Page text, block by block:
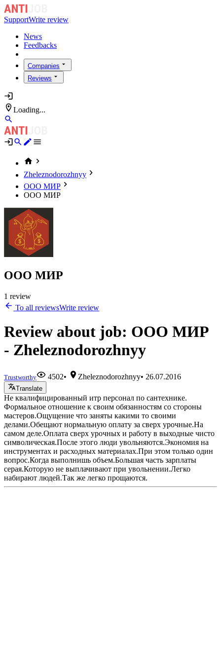
SupportWrite review
News
Feedbacks
Companies
Reviews
Loading...
Zheleznodorozhnyy
ООО МИР
ООО МИР
ООО МИР
1 review
To all reviewsWrite review
Review about job: ООО МИР
- Zheleznodorozhnyy
Trustworthy 4502• Zheleznodorozhnyy• 26.07.2016
Translate
Не квалифицированный итр персонал по сантехнике.
Формальное отношение к своим обязанностям со стороны
мастеров.Ощущение что заняты какими то своими
делами.Обещают нормальную оплату за сверх урочные.На
самом деле.Оплата сверх урочных и работу в выходные чисто
символическая.После этого люди увольняются.Экономия на
инструментах и расходных материалах.При этом только один
вопрос.Когда выполнишь объем.Большая часть зарплаты
серая.Которую не выплачивают при увольнении.Легко
набирают людей.Так же легко прощаются.